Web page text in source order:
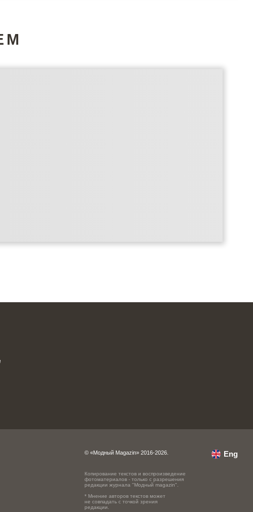
© «Модный Magazin» 2016-2026.
Копирование текстов и воспроизведение
фотоматериалов - только с разрешения
редакции журнала "Модный magazin".
* Мнение авторов текстов может
не совпадать с точкой зрения
редакции.
Eng